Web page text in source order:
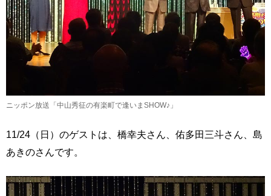
ニッポン放送「中山秀征の有楽町で逢いまSHOW♪」
11/24（日）のゲストは、橋幸夫さん、佑多田三斗さん、島
あきのさんです。